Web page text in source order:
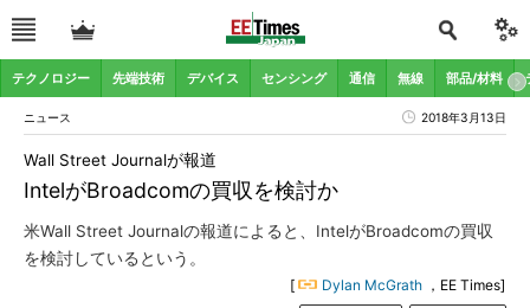
テクノロジー 先端技術 デバイス センシング 通信 無線 部品/材料
ニュース 2018年3月13日
IntelがBroadcomの買収を検討か
Wall Street Journalが報道
米Wall Street Journalの報道によると、IntelがBroadcomの買収
を検討しているという。
[ Dylan McGrath ，EE Times]